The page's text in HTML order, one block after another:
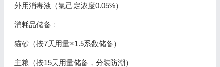
外用消毒液（氯己定浓度0.05%）
消耗品储备：
猫砂（按7天用量×1.5系数储备）
主粮（按15天用量储备，分装防潮）